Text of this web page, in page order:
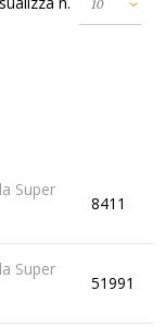
Super
8411
Super
51991